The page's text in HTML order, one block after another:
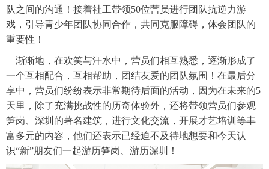
队之间的沟通！接着社工带领50位营员进行团队抗逆力游
戏，引导青少年团队协同合作，共同克服障碍，体会团队的
重要性！
渐渐地，在欢笑与汗水中，营员们相互熟悉，逐渐形成了
一个互相配合，互相帮助，团结友爱的团队氛围！在最后分
享中，营员们纷纷表示非常期待后面的活动，因为在未来的5
天里，除了充满挑战性的历奇体验外，还将带领营员们参观
笋岗、深圳的著名建筑，进行文化交流，开展才艺培训等丰
富多元的内容，他们还表示已经迫不及待地想要和今天认
识“新”朋友们一起游历笋岗、游历深圳！